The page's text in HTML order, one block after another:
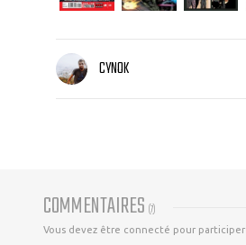
CYNOK
COMMENTAIRES (7)
Vous devez être connecté pour participer